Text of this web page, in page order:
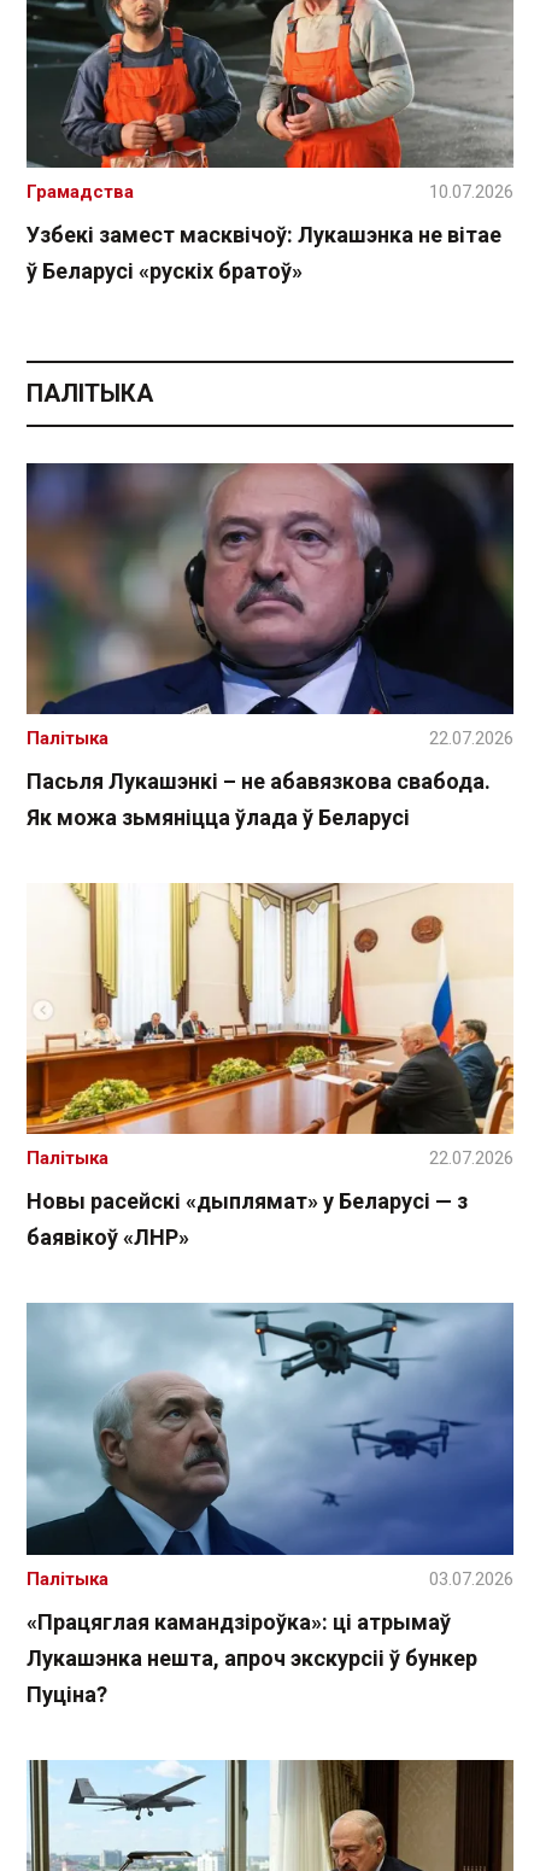
Узбекі замест масквічоў: Лукашэнка не вітае
ў Беларусі «рускіх братоў»
Грамадства 10.07.2026
ПАЛІТЫКА
Пасьля Лукашэнкі – не абавязкова свабода.
Як можа зьмяніцца ўлада ў Беларусі
Палітыка 22.07.2026
Новы расейскі «дыплямат» у Беларусі — з
баявікоў «ЛНР»
Палітыка 22.07.2026
«Працяглая камандзіроўка»: ці атрымаў
Лукашэнка нешта, апроч экскурсіі ў бункер
Пуціна?
Палітыка 03.07.2026